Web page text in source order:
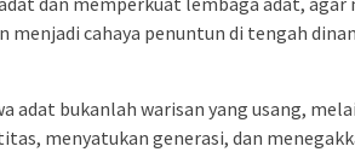
menjadi cahaya penuntun di tengah
adat bukanlah warisan yang usang,
menyatukan generasi, dan